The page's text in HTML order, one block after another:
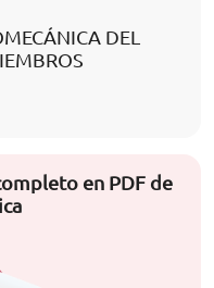
DEL
en PDF de